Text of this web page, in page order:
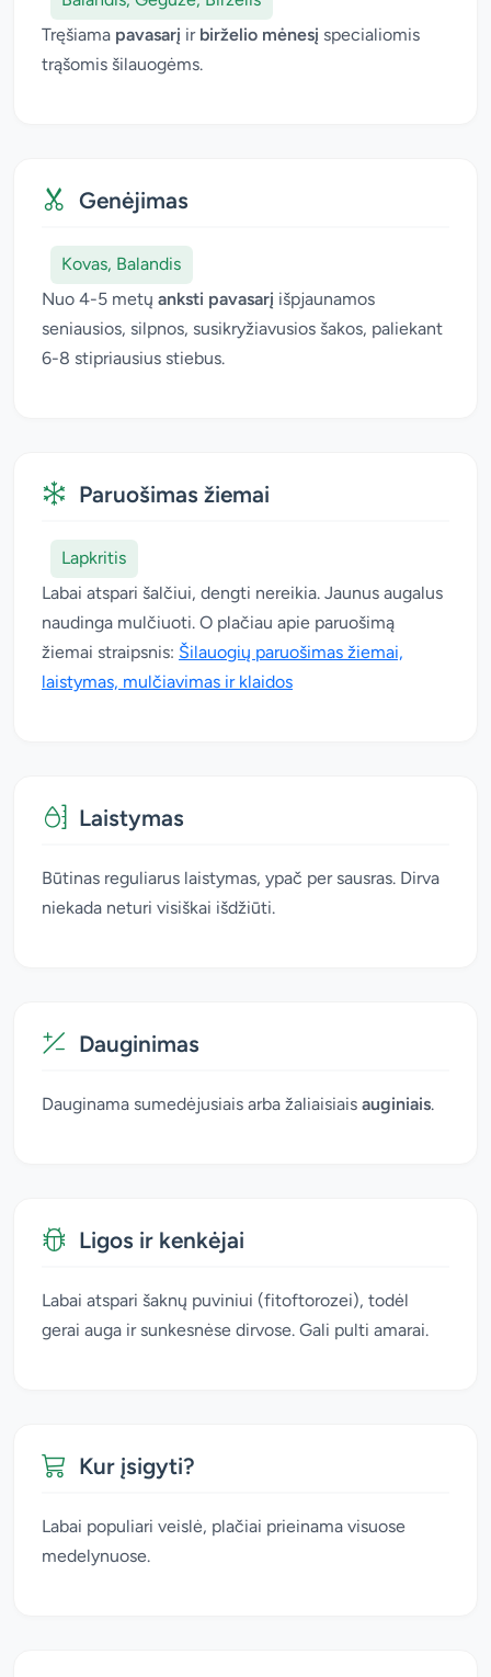
Tręšiama pavasarį ir birželio mėnesį specialiomis
trąšomis šilauogėms.
Genėjimas
Kovas, Balandis
Nuo 4-5 metų anksti pavasarį išpjaunamos
seniausios, silpnos, susikryžiavusios šakos, paliekant
6-8 stipriausius stiebus.
Paruošimas žiemai
Lapkritis
Labai atspari šalčiui, dengti nereikia. Jaunus augalus
naudinga mulčiuoti. O plačiau apie paruošimą
žiemai straipsnis: Šilauogių paruošimas žiemai,
laistymas, mulčiavimas ir klaidos
Laistymas
Būtinas reguliarus laistymas, ypač per sausras. Dirva
niekada neturi visiškai išdžiūti.
Dauginimas
Dauginama sumedėjusiais arba žaliaisiais auginiais.
Ligos ir kenkėjai
Labai atspari šaknų puviniui (fitoftorozei), todėl
gerai auga ir sunkesnėse dirvose. Gali pulti amarai.
Kur įsigyti?
Labai populiari veislė, plačiai prieinama visuose
medelynuose.